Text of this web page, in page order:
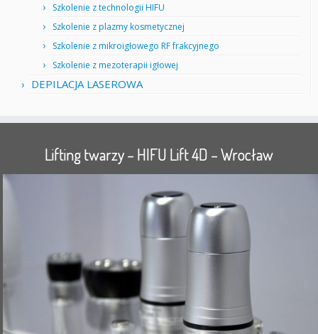
Szkolenie z technologii HIFU
Szkolenie z plazmy kosmetycznej
Szkolenie z mikroigłowego RF frakcyjnego
Szkolenie z mezoterapii igłowej
DEPILACJA LASEROWA
Lifting twarzy – HIFU Lift 4D – Wrocław